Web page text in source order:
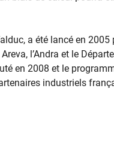
a été lancé en 2005
l’Andra et le
en 2008 et le
industriels